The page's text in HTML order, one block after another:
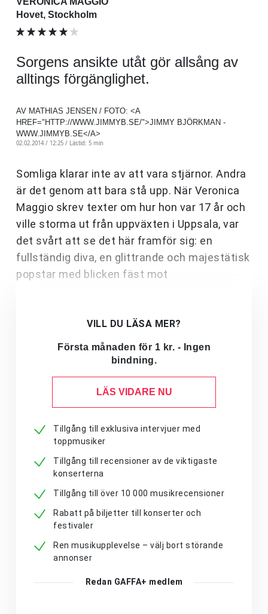
Hovet, Stockholm
Sorgens ansikte utåt gör allsång av
alltings förgänglighet.
AV MATHIAS JENSEN / FOTO: <A
HREF="HTTP://WWW.JIMMYB.SE/">JIMMY BJÖRKMAN -
WWW.JIMMYB.SE</A>
02.02.2014 / 12:25 / Lästid: 5 min
Somliga klarar inte av att vara stjärnor. Andra
är det genom att bara stå upp. När Veronica
Maggio skrev texter om hur hon var 17 år och
ville storma ut från uppväxten i Uppsala, var
det svårt att se det här framför sig: en
fullständig diva, en glittrande och majestätisk
popstar med blicken fäst mot
VILL DU LÄSA MER?
Första månaden för 1 kr. - Ingen
bindning.
LÄS VIDARE NU
Tillgång till exklusiva intervjuer med
toppmusiker
Tillgång till recensioner av de viktigaste
konserterna
Tillgång till över 10 000 musikrecensioner
Rabatt på biljetter till konserter och
festivaler
Ren musikupplevelse – välj bort störande
annonser
Redan GAFFA+ medlem